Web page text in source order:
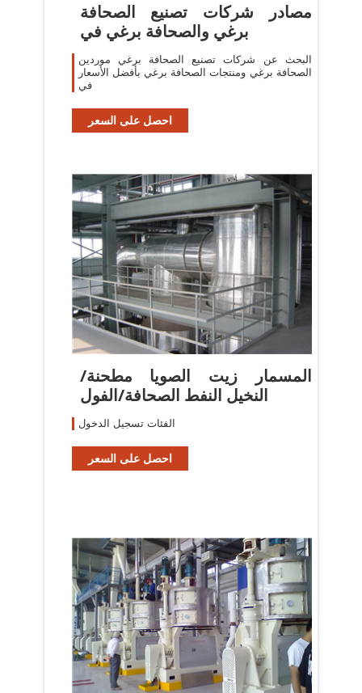
مصادر شركات تصنيع الصحافة
برغي والصحافة برغي في
البحث عن شركات تصنيع الصحافة برغي موردين
الصحافة برغي ومنتجات الصحافة برغي بأفضل الأسعار
في
احصل على السعر
المسمار زيت الصويا مطحنة/
النخيل النفط الصحافة/الفول
الفئات تسجيل الدخول
احصل على السعر